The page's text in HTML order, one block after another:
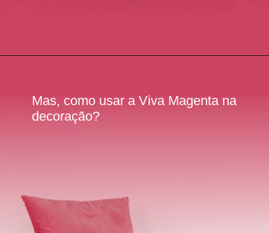
Mas, como usar a Viva Magenta na
decoração?